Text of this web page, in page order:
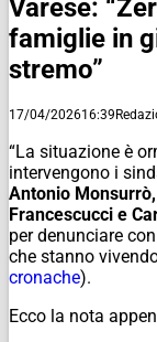
Varese:
famiglie in
stremo”
17/04/202616:39
“La situazione è
intervengono i
Antonio
Francescucci e
per denunciare
che stanno
cronache).
Ecco la nota